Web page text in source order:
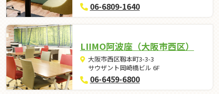
06-6809-1640
LIIMO阿波座（大阪市西区）
大阪市西区靱本町3-3-3
サウザント岡崎橋ビル 6F
06-6459-6800